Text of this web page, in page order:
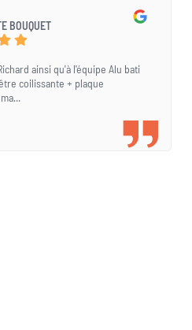
BOUQUET
ainsi qu'à l'équipe Alu bati
coilissante + plaque